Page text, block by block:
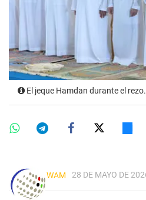
El jeque Hamdan durante el
WAM 28 DE MAYO DE